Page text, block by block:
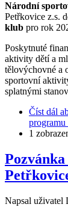
Národní
Petřkovice z.s.
klub pro rok
Poskytnuté
aktivity dětí a
tělovýchovné a
sportovní
splatnými
Číst dál
1
Napsal uživatel